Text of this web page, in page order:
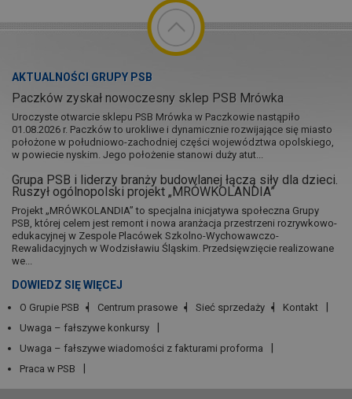
AKTUALNOŚCI GRUPY PSB
Paczków zyskał nowoczesny sklep PSB Mrówka
Uroczyste otwarcie sklepu PSB Mrówka w Paczkowie nastąpiło
01.08.2026 r. Paczków to urokliwe i dynamicznie rozwijające się miasto
położone w południowo-zachodniej części województwa opolskiego,
w powiecie nyskim. Jego położenie stanowi duży atut...
Grupa PSB i liderzy branży budowlanej łączą siły dla dzieci.
Ruszył ogólnopolski projekt „MRÓWKOLANDIA”
Projekt „MRÓWKOLANDIA” to specjalna inicjatywa społeczna Grupy
PSB, której celem jest remont i nowa aranżacja przestrzeni rozrywkowo-
edukacyjnej w Zespole Placówek Szkolno-Wychowawczo-
Rewalidacyjnych w Wodzisławiu Śląskim. Przedsięwzięcie realizowane
we...
DOWIEDZ SIĘ WIĘCEJ
O Grupie PSB Centrum prasowe Sieć sprzedaży
Kontakt
Uwaga – fałszywe konkursy
Uwaga – fałszywe wiadomości z fakturami proforma
Praca w PSB